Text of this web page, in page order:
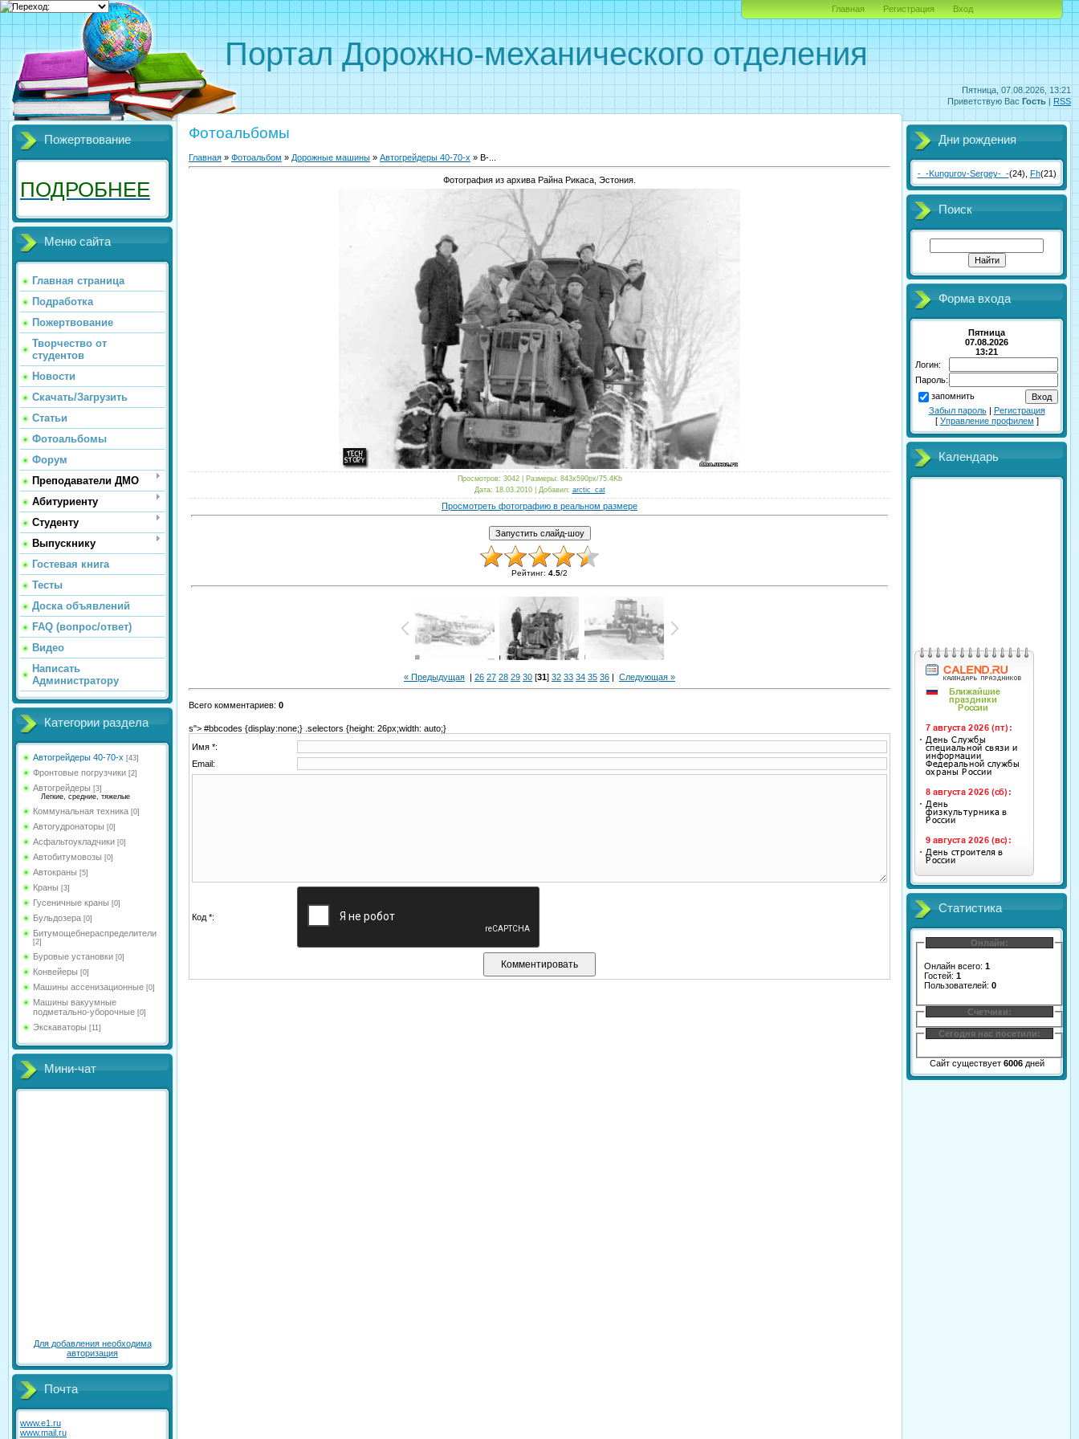
Пятница, 07.08.2026, 13:21
Приветствую Вас Гость | RSS
Портал Дорожно-механического отделения
Главная Регистрация Вход
Пожертвование
ПОДРОБНЕЕ
Меню сайта
Главная страница
Подработка
Пожертвование
Творчество от
студентов
Новости
Скачать/Загрузить
Статьи
Фотоальбомы
Форум
Преподаватели ДМО
Абитуриенту
Студенту
Выпускнику
Гостевая книга
Тесты
Доска объявлений
FAQ (вопрос/ответ)
Видео
Написать
Администратору
Категории раздела
Автогрейдеры 40-70-х [43]
Фронтовые погрузчики [2]
Автогрейдеры [3]
Легкие, средние, тяжелые
Коммунальная техника [0]
Автогудронаторы [0]
Асфальтоукладчики [0]
Автобитумовозы [0]
Автокраны [5]
Краны [3]
Гусеничные краны [0]
Бульдозера [0]
Битумощебнераспределители
[2]
Буровые установки [0]
Конвейеры [0]
Машины ассенизационные [0]
Машины вакуумные
подметально-уборочные [0]
Экскаваторы [11]
Мини-чат
Для добавления необходима
авторизация
Почта
www.e1.ru
www.mail.ru
Фотоальбомы
Главная » Фотоальбом » Дорожные машины » Автогрейдеры 40-70-х » В-...
Фотография из архива Райна Рикаса, Эстония.
Просмотров: 3042 | Размеры: 843x590px/75.4Kb
Дата: 18.03.2010 | Добавил: arctic_cat
Просмотреть фотографию в реальном размере
Рейтинг: 4.5/2
« Предыдущая | 26 27 28 29 30 [31] 32 33 34 35 36 | Следующая »
Всего комментариев: 0
s"> #bbcodes {display:none;} .selectors {height: 26px;width: auto;}
Имя *:
Email:
Код *:
Дни рождения
-_-Kungurov-Sergey-_-(24) Fh(21)
Поиск
Форма входа
Пятница
07.08.2026
13:21
Логин:
Пароль:
запомнить
Забыл пароль| Регистрация
[ Управление профилем ]
Календарь
Статистика
Онлайн:
Онлайн всего: 1
Гостей: 1
Пользователей: 0
Счетчики:
Сегодня нас посетили:
Сайт существует 6006дней